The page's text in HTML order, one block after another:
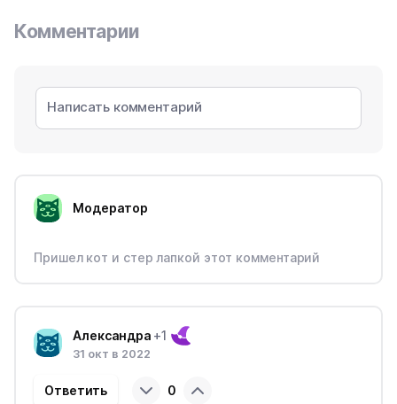
Комментарии
Модератор
Пришел кот и стер лапкой этот комментарий
Александра +1
31 окт в 2022
0
Ответить